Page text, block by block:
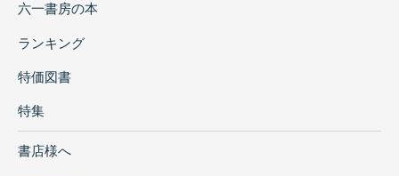
六一書房の本
ランキング
特価図書
特集
書店様へ